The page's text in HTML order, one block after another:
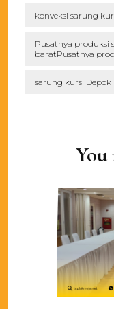
konveksi sarung
Pusatnya produksi
baratPusatnya
sarung kursi Depok
You